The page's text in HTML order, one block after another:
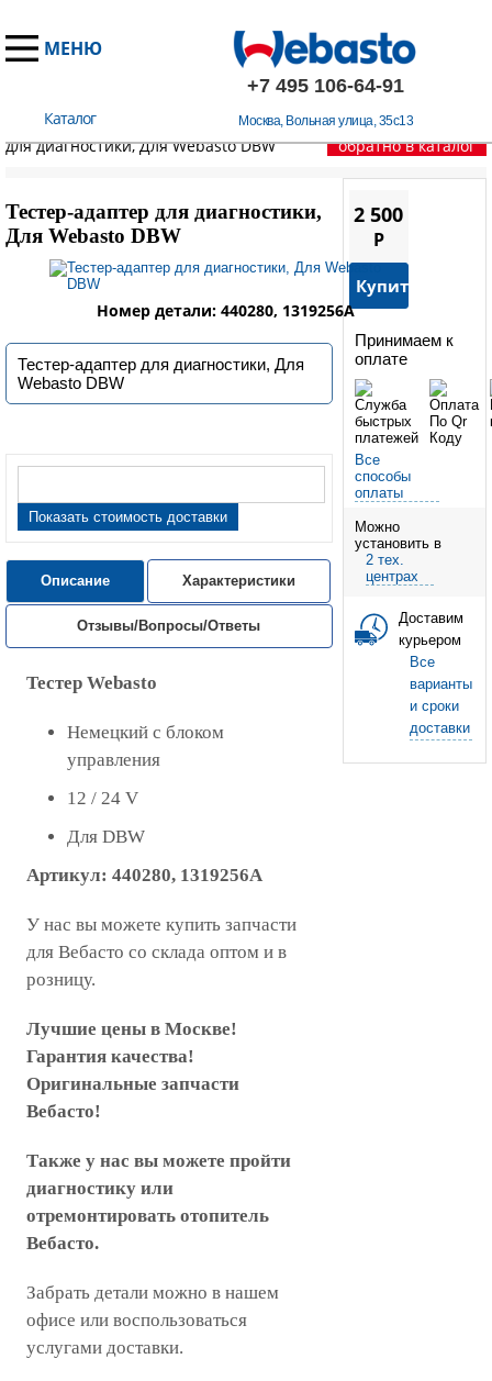
МЕНЮ
+7 495 106-64-91
Москва, Вольная улица, 35с13
Каталог
Главная / Диагностическое оборудование/ Тестер-адаптер
для диагностики, Для Webasto DBW
обратно в каталог
Принимаем к
оплате
Все
способы
оплаты
Можно
установить в
2 тех.
центрах
Доставим
курьером
Все
варианты
и сроки
доставки
2 500
P
Купить
Тестер-адаптер для диагностики,
Для Webasto DBW
Номер детали: 440280, 1319256A
Тестер-адаптер для диагностики, Для
Webasto DBW
Показать стоимость доставки
Описание Характеристики
Отзывы/Вопросы/Ответы
Тестер Webasto
Немецкий с блоком
управления
12 / 24 V
Для DBW
Артикул: 440280, 1319256A
У нас вы можете купить запчасти
для Вебасто со склада оптом и в
розницу.
Лучшие цены в Москве!
Гарантия качества!
Оригинальные запчасти
Вебасто!
Также у нас вы можете пройти
диагностику или
отремонтировать отопитель
Вебасто.
Забрать детали можно в нашем
офисе или воспользоваться
услугами доставки.